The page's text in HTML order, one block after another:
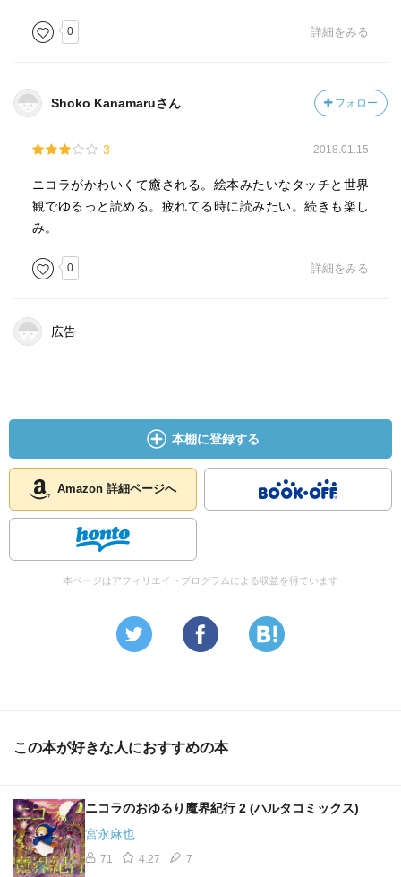
0 詳細をみる
Shoko Kanamaruさん フォロー
3 2018.01.15
ニコラがかわいくて癒される。絵本みたいなタッチと世界
観でゆるっと読める。疲れてる時に読みたい。続きも楽し
み。
0 詳細をみる
広告
本棚に登録する
Amazon 詳細ページへ
本ページはアフィリエイトプログラムによる収益を得ています
この本が好きな人におすすめの本
ニコラのおゆるり魔界紀行 2 (ハルタコミックス)
宮永麻也
71 4.27 7